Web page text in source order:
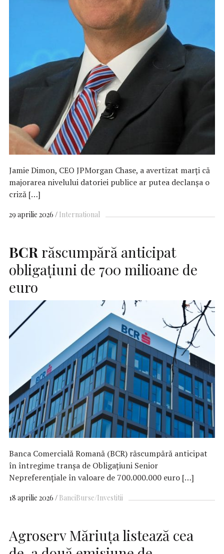
Jamie Dimon, CEO JPMorgan Chase, a avertizat marți că
majorarea nivelului datoriei publice ar putea declanșa o
criză […]
29 aprilie 2026 International
BCR răscumpără anticipat
obligațiuni de 700 milioane de
euro
Banca Comercială Romană (BCR) răscumpără anticipat
în întregime tranșa de Obligațiuni Senior
Nepreferențiale în valoare de 700.000.000 euro […]
18 aprilie 2026 BanciBurse/Investitii
Agroserv Măriuța listează cea